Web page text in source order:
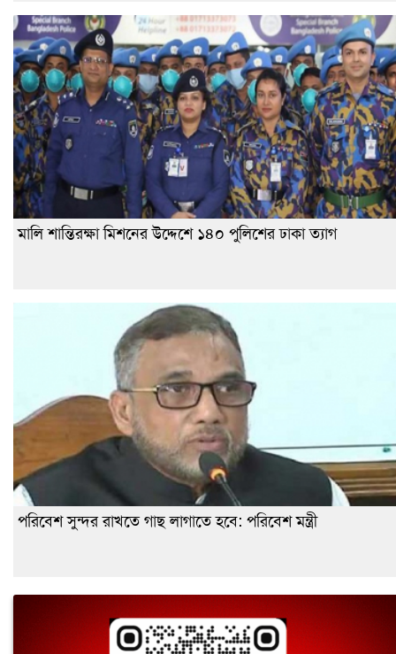
মালি শান্তিরক্ষা মিশনের উদ্দেশে ১৪০ পুলিশের ঢাকা ত্যাগ
পরিবেশ সুন্দর রাখতে গাছ লাগাতে হবে: পরিবেশ মন্ত্রী